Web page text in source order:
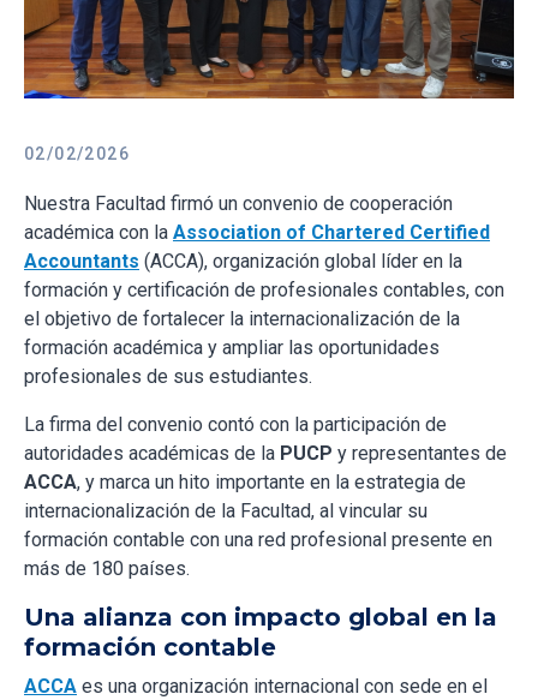
02/02/2026
Nuestra Facultad firmó un convenio de cooperación
académica con la Association of Chartered Certified
Accountants (ACCA), organización global líder en la
formación y certificación de profesionales contables, con
el objetivo de fortalecer la internacionalización de la
formación académica y ampliar las oportunidades
profesionales de sus estudiantes.
La firma del convenio contó con la participación de
autoridades académicas de la PUCP y representantes de
ACCA, y marca un hito importante en la estrategia de
internacionalización de la Facultad, al vincular su
formación contable con una red profesional presente en
más de 180 países.
Una alianza con impacto global en la
formación contable
ACCA es una organización internacional con sede en el